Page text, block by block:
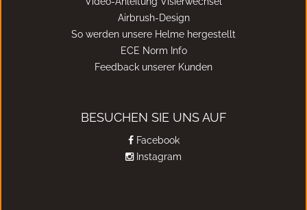
Airbrush-Design
So werden unsere Helme hergestellt
ECE Norm Info
Feedback unserer Kunden
BESUCHEN SIE UNS AUF
Facebook
Instagram